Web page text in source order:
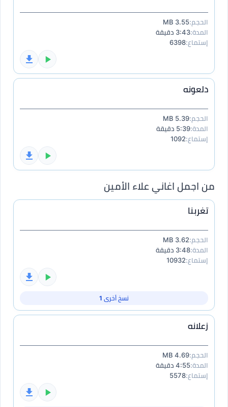
الحجم:3.55 MB
المدة:3:43 دقيقة
إستماع:6398
دلعونه
الحجم:5.39 MB
المدة:5:39 دقيقة
إستماع:1092
من اجمل اغاني علاء الأمين
تغربنا
الحجم:3.62 MB
المدة:3:48 دقيقة
إستماع:10932
نسخ أخرى 1
زعلانه
الحجم:4.69 MB
المدة:4:55 دقيقة
إستماع:5578